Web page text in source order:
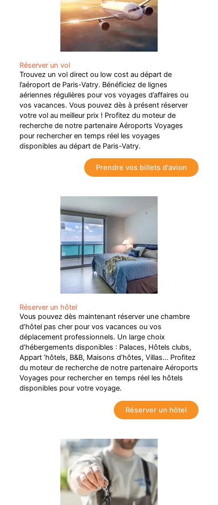
Réserver un vol
Trouvez un vol direct ou low cost au départ de
l’aéroport de Paris-Vatry. Bénéficiez de lignes
aériennes régulières pour vos voyages d’affaires ou
vos vacances. Vous pouvez dès à présent réserver
votre vol au meilleur prix ! Profitez du moteur de
recherche de notre partenaire Aéroports Voyages
pour rechercher en temps réel les voyages
disponibles au départ de Paris-Vatry.
Prendre vos billets d'avion
Réserver un hôtel
Vous pouvez dès maintenant réserver une chambre
d’hôtel pas cher pour vos vacances ou vos
déplacement professionnels. Un large choix
d’hébergements disponibles : Palaces, Hôtels clubs,
Appart ’hôtels, B&B, Maisons d’hôtes, Villas… Profitez
du moteur de recherche de notre partenaire Aéroports
Voyages pour rechercher en temps réel les hôtels
disponibles pour votre voyage.
Réserver un hôtel